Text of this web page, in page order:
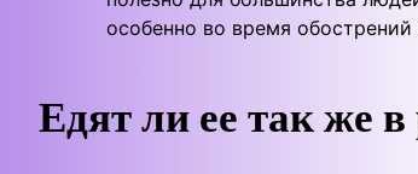
особенно во время обострений
Едят ли ее так же